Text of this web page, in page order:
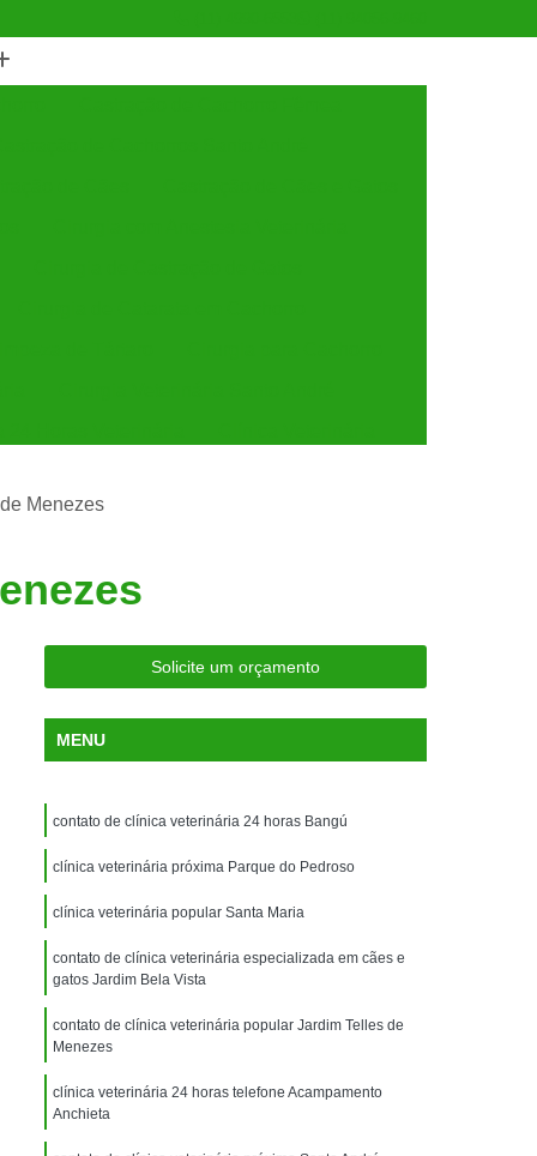
Gatos
Clínica Veterinária Mais Próxima
Clínica Veterinária São Caetano
para Silvestres
para Animais Silvestres
Consulta para Animais Silvestres
Santo André
Veterinária para Animais Silvestres
Exame de Eletrocardiograma Veterinário
Exame de Imagem para Animais
Exame de Radiologia para Animais
Exame de Sangue para Animais
Exame para Animais
Exame para Animais São Caetano
Menezes
Solicite um orçamento
MENU
contato de clínica veterinária 24 horas Bangú
clínica veterinária próxima Parque do Pedroso
clínica veterinária popular Santa Maria
contato de clínica veterinária especializada em cães e
gatos Jardim Bela Vista
contato de clínica veterinária popular Jardim Telles de
Menezes
clínica veterinária 24 horas telefone Acampamento
Anchieta